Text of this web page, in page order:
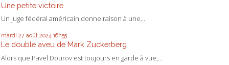
Une petite victoire
Un juge fédéral américain donne raison à une...
mardi 27 août 2024 16h55
Le double aveu de Mark Zuckerberg
Alors que Pavel Dourov est toujours en garde à vue,...